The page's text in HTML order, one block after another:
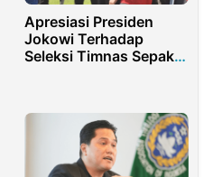
Apresiasi Presiden
Jokowi Terhadap
Seleksi Timnas Sepak